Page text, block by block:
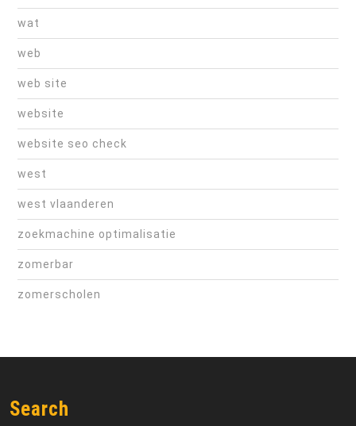
wat
web
web site
website
website seo check
west
west vlaanderen
zoekmachine optimalisatie
zomerbar
zomerscholen
Search